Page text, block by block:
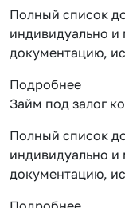
Полный список
индивидуально
документацию,
Подробнее
Займ под залог
Полный список
индивидуально
документацию,